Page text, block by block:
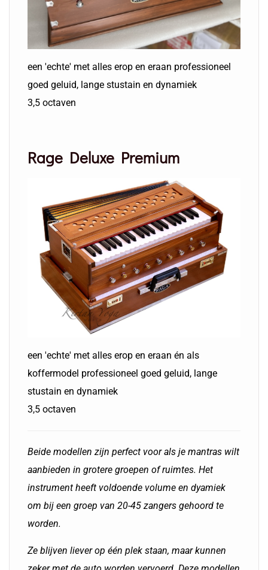
een 'echte' met alles erop en eraan professioneel
goed geluid, lange stustain en dynamiek
3,5 octaven
Rage Deluxe Premium
een 'echte' met alles erop en eraan én als
koffermodel professioneel goed geluid, lange
stustain en dynamiek
3,5 octaven
Beide modellen zijn perfect voor als je mantras wilt
aanbieden in grotere groepen of ruimtes. Het
instrument heeft voldoende volume en dyamiek
om bij een groep van 20-45 zangers gehoord te
worden.
Ze blijven liever op één plek staan, maar kunnen